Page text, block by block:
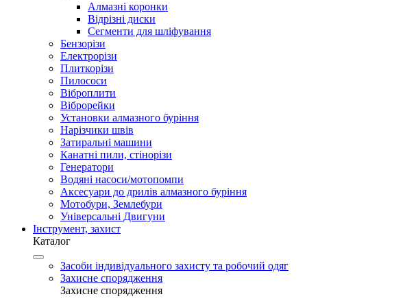
Алмазні коронки
Відрізні диски
Сегменти для шліфування
Бензорізи
Електрорізи
Плиткорізи
Пилососи
Віброплити
Віброрейки
Установки алмазного буріння
Нарізчики швів
Затиральні машини
Канатні пили, стінорізи
Генератори
Водяні насоси/мотопомпи
Аксесуари до дрилів алмазного буріння
Мотобури, Землебури
Універсальні Двигуни
Інструмент, захист
Каталог
Засоби індивідуального захисту та робочий одяг
Захисне спорядження
Захисне спорядження